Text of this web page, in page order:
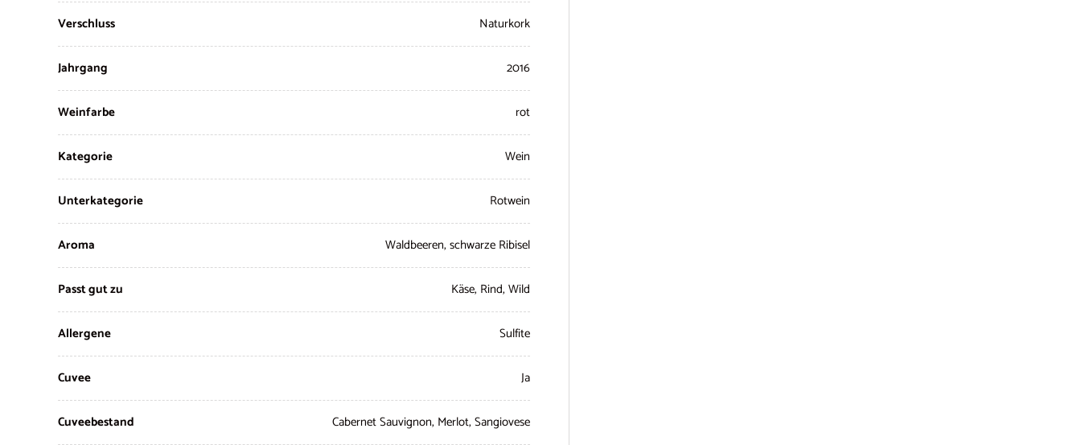
Verschluss Naturkork
Jahrgang 2016
Weinfarbe rot
Kategorie Wein
Unterkategorie Rotwein
Aroma Waldbeeren, schwarze Ribisel
Passt gut zu Käse, Rind, Wild
Allergene Sulfite
Cuvee Ja
Cuveebestand Cabernet Sauvignon, Merlot, Sangiovese